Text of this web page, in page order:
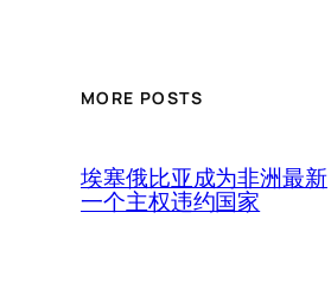
MORE POSTS
埃塞俄比亚成为非洲最新
一个主权违约国家